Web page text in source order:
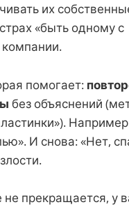
их
«быть одному с
компании.
помогает:
без объяснений
И снова: «Нет,
прекращается, у